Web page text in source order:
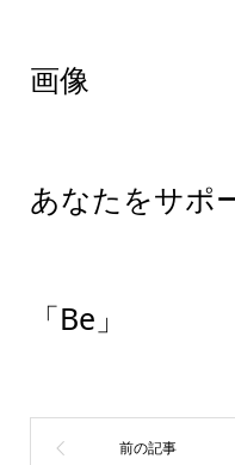
画像
あなたをサポ
「Be」